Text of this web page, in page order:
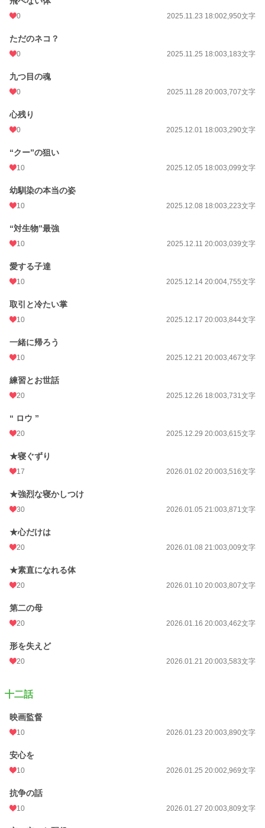
0 2025.11.23 18:002,950文字
ただのネコ？
0 2025.11.25 18:003,183文字
九つ目の魂
0 2025.11.28 20:003,707文字
心残り
0 2025.12.01 18:003,290文字
“クー”の狙い
10 2025.12.05 18:003,099文字
幼馴染の本当の姿
10 2025.12.08 18:003,223文字
“対生物”最強
10 2025.12.11 20:003,039文字
愛する子達
10 2025.12.14 20:004,755文字
取引と冷たい掌
10 2025.12.17 20:003,844文字
一緒に帰ろう
10 2025.12.21 20:003,467文字
練習とお世話
20 2025.12.26 18:003,731文字
“ ロウ ”
20 2025.12.29 20:003,615文字
★寝ぐずり
17 2026.01.02 20:003,516文字
★強烈な寝かしつけ
30 2026.01.05 21:003,871文字
★心だけは
20 2026.01.08 21:003,009文字
★素直になれる体
20 2026.01.10 20:003,807文字
第二の母
20 2026.01.16 20:003,462文字
形を失えど
20 2026.01.21 20:003,583文字
十二話
映画監督
10 2026.01.23 20:003,890文字
安心を
10 2026.01.25 20:002,969文字
抗争の話
10 2026.01.27 20:003,809文字